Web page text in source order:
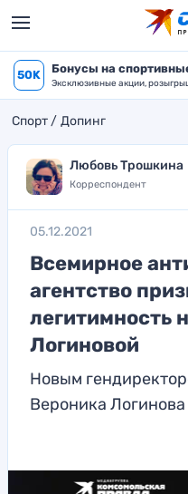
50K Бонусы на
Эксклюзивные акции,
Спорт Допинг
Любовь Трошкина
Корреспондент
05.12.2021
Всемирное
агентство
легитимность
Логиновой
Новым
Вероника Логинова